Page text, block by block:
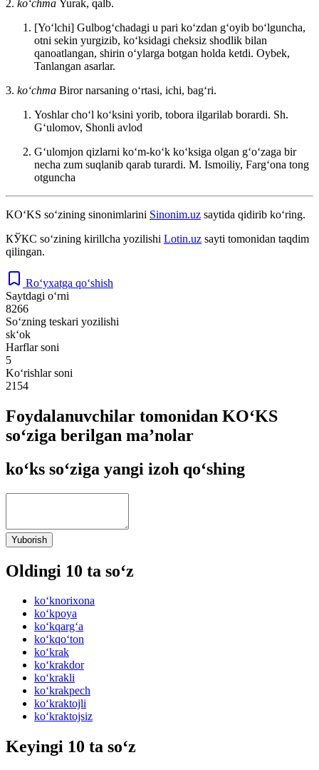
2. koʻchma Yurak, qalb.
[Yoʻlchi] Gulbogʻchadagi u pari koʻzdan gʻoyib boʻlguncha,
otni sekin yurgizib, koʻksidagi cheksiz shodlik bilan
qanoatlangan, shirin oʻylarga botgan holda ketdi. Oybek,
Tanlangan asarlar.
3. koʻchma Biror narsaning oʻrtasi, ichi, bagʻri.
Yoshlar choʻl koʻksini yorib, tobora ilgarilab borardi. Sh.
Gʻulomov, Shonli avlod
Gʻulomjon qizlarni koʻm-koʻk koʻksiga olgan gʻoʻzaga bir
necha zum suqlanib qarab turardi. M. Ismoiliy, Fargʻona tong
otguncha
KO‘KS so‘zining sinonimlarini Sinonim.uz saytida qidirib ko‘ring.
КЎКС so‘zining kirillcha yozilishi Lotin.uz sayti tomonidan taqdim
qilingan.
Ro‘yxatga qo‘shish
Saytdagi o‘rni
8266
So‘zning teskari yozilishi
sk‘ok
Harflar soni
5
Ko‘rishlar soni
2154
Foydalanuvchilar tomonidan KO‘KS
so‘ziga berilgan ma’nolar
ko‘ks so‘ziga yangi izoh qo‘shing
Yuborish
Oldingi 10 ta so‘z
ko‘knorixona
ko‘kpoya
ko‘kqarg‘a
ko‘kqo‘ton
ko‘krak
ko‘krakdor
ko‘krakli
ko‘krakpech
ko‘kraktojli
ko‘kraktojsiz
Keyingi 10 ta so‘z